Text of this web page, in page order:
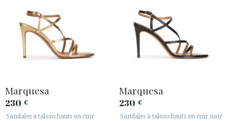
Marquesa
230 €
Sandales à talons hauts en cuir
Marquesa
230 €
Sandales à talons hauts en cuir noir